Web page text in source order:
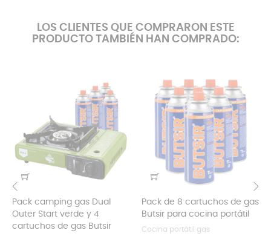
LOS CLIENTES QUE COMPRARON ESTE
PRODUCTO TAMBIÉN HAN COMPRADO:
Pack camping gas Dual
Outer Start verde y 4
cartuchos de gas Butsir
Pack de 8 cartuchos de gas
Butsir para cocina portátil
Cocina portátil gas
‹